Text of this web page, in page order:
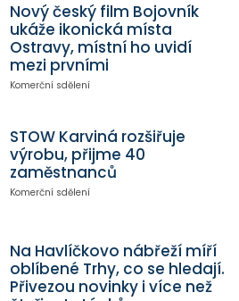
Nový český film Bojovník
ukáže ikonická místa
Ostravy, místní ho uvidí
mezi prvními
Komerční sdělení
STOW Karviná rozšiřuje
výrobu, přijme 40
zaměstnanců
Komerční sdělení
Na Havlíčkovo nábřeží míří
oblíbené Trhy, co se hledají.
Přivezou novinky i více než